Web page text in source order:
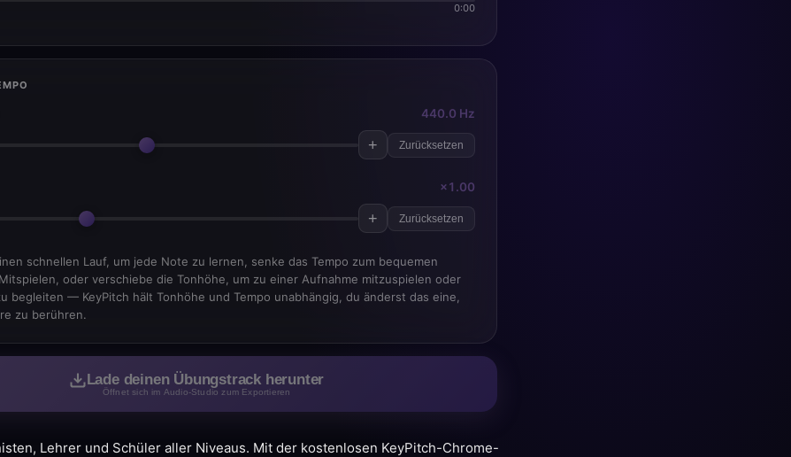
0:00
440.0 Hz
+ Zurücksetzen
×1.00
+ Zurücksetzen
schnellen Lauf, um jede Note zu lernen, senke das Tempo zum bequemen
oder verschiebe die Tonhöhe, um zu einer Aufnahme mitzuspielen oder
begleiten — KeyPitch hält Tonhöhe und Tempo unabhängig, du änderst das eine,
zu berühren.
Lade deinen Übungstrack herunter
Öffnet sich im Audio-Studio zum Exportieren
Lehrer und Schüler aller Niveaus. Mit der kostenlosen KeyPitch-Chrome-